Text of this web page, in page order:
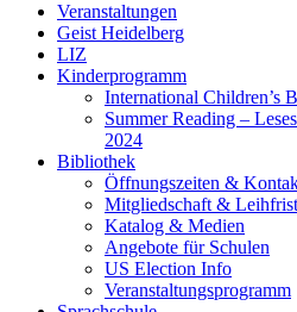
Veranstaltungen
Geist Heidelberg
LIZ
Kinderprogramm
International Children’s
Summer Reading –
2024
Bibliothek
Öffnungszeiten &
Mitgliedschaft &
Katalog & Medien
Angebote für Schulen
US Election Info
Veranstaltungsprogramm